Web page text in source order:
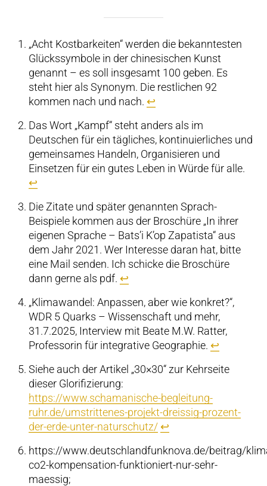
„Acht Kostbarkeiten“ werden die bekanntesten
Glückssymbole in der chinesischen Kunst
genannt – es soll insgesamt 100 geben. Es
steht hier als Synonym. Die restlichen 92
kommen nach und nach. ↩︎
Das Wort „Kampf“ steht anders als im
Deutschen für ein tägliches, kontinuierliches und
gemeinsames Handeln, Organisieren und
Einsetzen für ein gutes Leben in Würde für alle.
↩︎
Die Zitate und später genannten Sprach-
Beispiele kommen aus der Broschüre „In ihrer
eigenen Sprache – Bats’i K’op Zapatista“ aus
dem Jahr 2021. Wer Interesse daran hat, bitte
eine Mail senden. Ich schicke die Broschüre
dann gerne als pdf. ↩︎
„Klimawandel: Anpassen, aber wie konkret?“,
WDR 5 Quarks – Wissenschaft und mehr,
31.7.2025, Interview mit Beate M.W. Ratter,
Professorin für integrative Geographie. ↩︎
Siehe auch der Artikel „30×30“ zur Kehrseite
dieser Glorifizierung:
https://www.schamanische-begleitung-
ruhr.de/umstrittenes-projekt-dreissig-prozent-
der-erde-unter-naturschutz/↩︎
https://www.deutschlandfunknova.de/beitrag/
co2-kompensation-funktioniert-nur-sehr-
maessig;